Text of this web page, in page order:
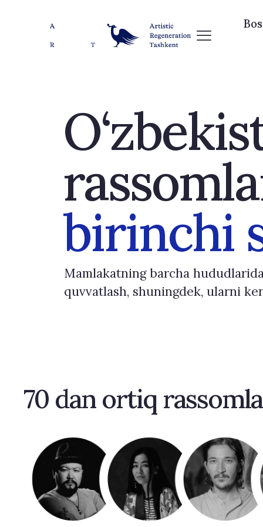
birinchi
Mamlakatning barcha
quvvatlash, shuningdek, ularni
70 dan ortiq